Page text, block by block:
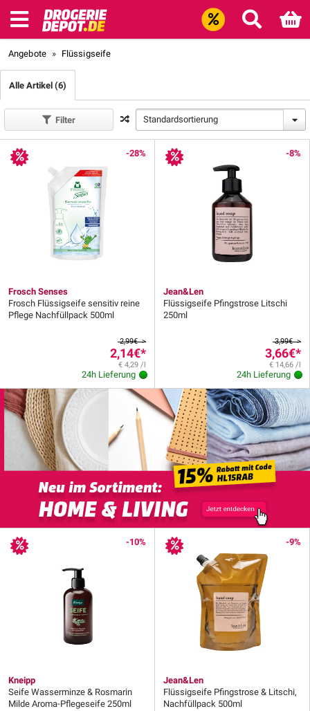
Angebote » Flüssigseife
Alle Artikel (6)
Filter Standardsortierung
Frosch Senses
Frosch Flüssigseife sensitiv reine
Pflege Nachfüllpack 500ml
2,99€ >
2,14€*
€ 4,29 /l
24h Lieferung
-28%
Jean&Len
Flüssigseife Pfingstrose Litschi
250ml
3,99€ >
3,66€*
€ 14,66 /l
24h Lieferung
-8%
Kneipp
Seife Wasserminze & Rosmarin
Milde Aroma-Pflegeseife 250ml
-10%
Jean&Len
Flüssigseife Pfingstrose & Litschi,
Nachfüllpack 500ml
-9%